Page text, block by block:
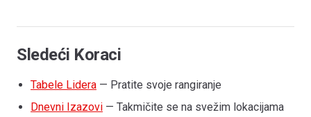
Sledeći Koraci
Tabele Lidera — Pratite svoje rangiranje
Dnevni Izazovi — Takmičite se na svežim lokacijama